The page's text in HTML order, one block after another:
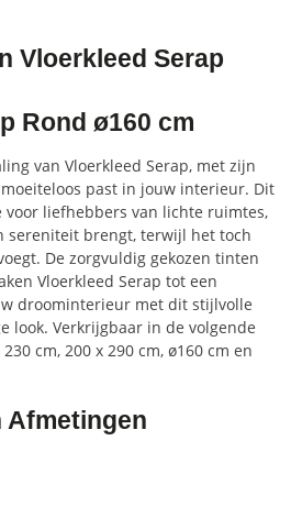
Vloerkleed Serap
Rond ø160 cm
van Vloerkleed Serap, met zijn
past in jouw interieur. Dit
liefhebbers van lichte ruimtes,
sereniteit brengt, terwijl het toch
De zorgvuldig gekozen tinten
Vloerkleed Serap tot een
droominterieur met dit stijlvolle
look. Verkrijgbaar in de volgende
cm, 200 x 290 cm, ø160 cm en
Afmetingen